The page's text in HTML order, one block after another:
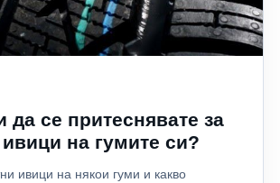
да се притеснявате за
на гумите си?
ивици на някои гуми и какво